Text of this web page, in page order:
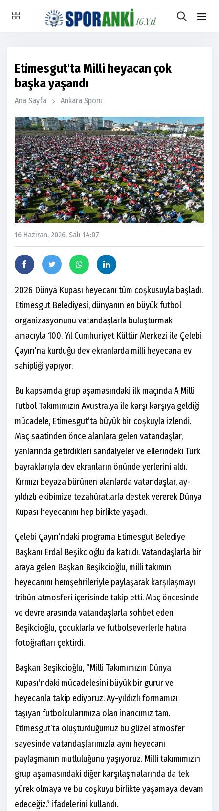
Etimesgut'ta Milli heyacan çok
başka yaşandı
Ana Sayfa Ankara Sporu
16 Haziran, 2026, Salı 14:07
2026 Dünya Kupası heyecanı tüm coşkusuyla başladı.
Etimesgut Belediyesi, dünyanın en büyük futbol
organizasyonunu vatandaşlarla buluşturmak
amacıyla 100. Yıl Cumhuriyet Kültür Merkezi ile Çelebi
Çayırı’na kurduğu dev ekranlarda milli heyecana ev
sahipliği yapıyor.
Bu kapsamda grup aşamasındaki ilk maçında A Milli
Futbol Takımımızın Avustralya ile karşı karşıya geldiği
mücadele, Etimesgut’ta büyük bir coşkuyla izlendi.
Maç saatinden önce alanlara gelen vatandaşlar,
yanlarında getirdikleri sandalyeler ve ellerindeki Türk
bayraklarıyla dev ekranların önünde yerlerini aldı.
Kırmızı beyaza bürünen alanlarda vatandaşlar, ay-
yıldızlı ekibimize tezahüratlarla destek vererek Dünya
Kupası heyecanını hep birlikte yaşadı.
Çelebi Çayırı’ndaki programa Etimesgut Belediye
Başkanı Erdal Beşikcioğlu da katıldı. Vatandaşlarla bir
araya gelen Başkan Beşikcioğlu, milli takımın
heyecanını hemşehrileriyle paylaşarak karşılaşmayı
tribün atmosferi içerisinde takip etti. Maç öncesinde
ve devre arasında vatandaşlarla sohbet eden
Beşikcioğlu, çocuklarla ve futbolseverlerle hatıra
fotoğrafları çektirdi.
Başkan Beşikcioğlu, “Milli Takımımızın Dünya
Kupası’ndaki mücadelesini büyük bir gurur ve
heyecanla takip ediyoruz. Ay-yıldızlı formamızı
taşıyan futbolcularımıza olan inancımız tam.
Etimesgut’ta oluşturduğumuz bu güzel atmosfer
sayesinde vatandaşlarımızla aynı heyecanı
paylaşmanın mutluluğunu yaşıyoruz. Milli takımımızın
grup aşamasındaki diğer karşılaşmalarında da tek
yürek olmaya ve bu coşkuyu birlikte yaşamaya devam
edeceğiz.” ifadelerini kullandı.